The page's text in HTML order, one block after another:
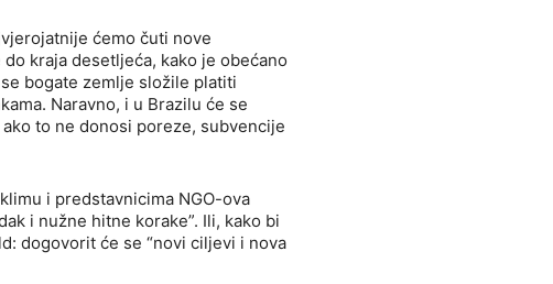
ćemo čuti nove
kraja desetljeća, kako je obećano
bogate zemlje složile platiti
Naravno, i u Brazilu će se
to ne donosi poreze, subvencije
i predstavnicima NGO-ova
i nužne hitne korake”. Ili, kako bi
dogovorit će se “novi ciljevi i nova